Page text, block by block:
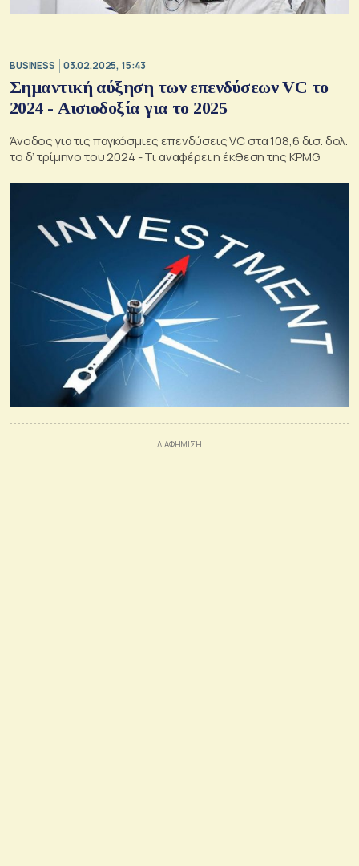
BUSINESS 03.02.2025, 15:43
Σημαντική αύξηση των επενδύσεων VC το
2024 - Αισιοδοξία για το 2025
Άνοδος για τις παγκόσμιες επενδύσεις VC στα 108,6 δισ. δολ.
το δ’ τρίμηνο του 2024 - Τι αναφέρει η έκθεση της KPMG